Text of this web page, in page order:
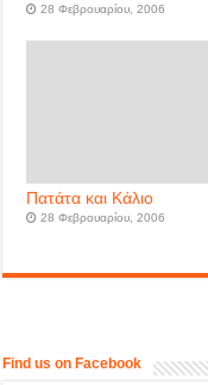
28 Φεβρουαρίου, 2006
Πατάτα και Κάλιο
28 Φεβρουαρίου, 2006
Find us on Facebook